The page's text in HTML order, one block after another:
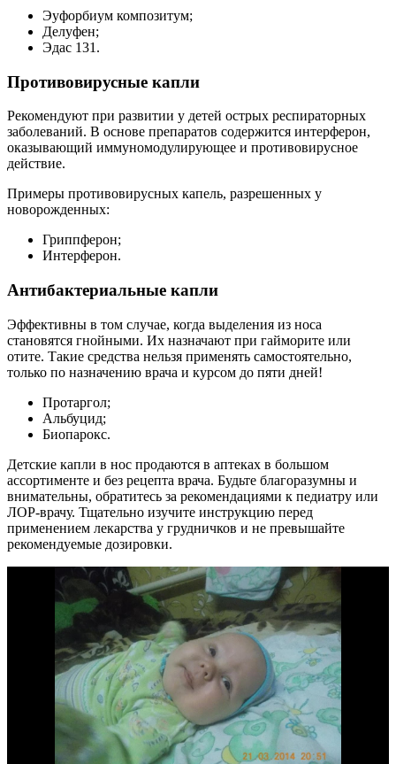
Эуфорбиум композитум;
Делуфен;
Эдас 131.
Противовирусные капли
Рекомендуют при развитии у детей острых респираторных
заболеваний. В основе препаратов содержится интерферон,
оказывающий иммуномодулирующее и противовирусное
действие.
Примеры противовирусных капель, разрешенных у
новорожденных:
Гриппферон;
Интерферон.
Антибактериальные капли
Эффективны в том случае, когда выделения из носа
становятся гнойными. Их назначают при гайморите или
отите. Такие средства нельзя применять самостоятельно,
только по назначению врача и курсом до пяти дней!
Протаргол;
Альбуцид;
Биопарокс.
Детские капли в нос продаются в аптеках в большом
ассортименте и без рецепта врача. Будьте благоразумны и
внимательны, обратитесь за рекомендациями к педиатру или
ЛОР-врачу. Тщательно изучите инструкцию перед
применением лекарства у грудничков и не превышайте
рекомендуемые дозировки.